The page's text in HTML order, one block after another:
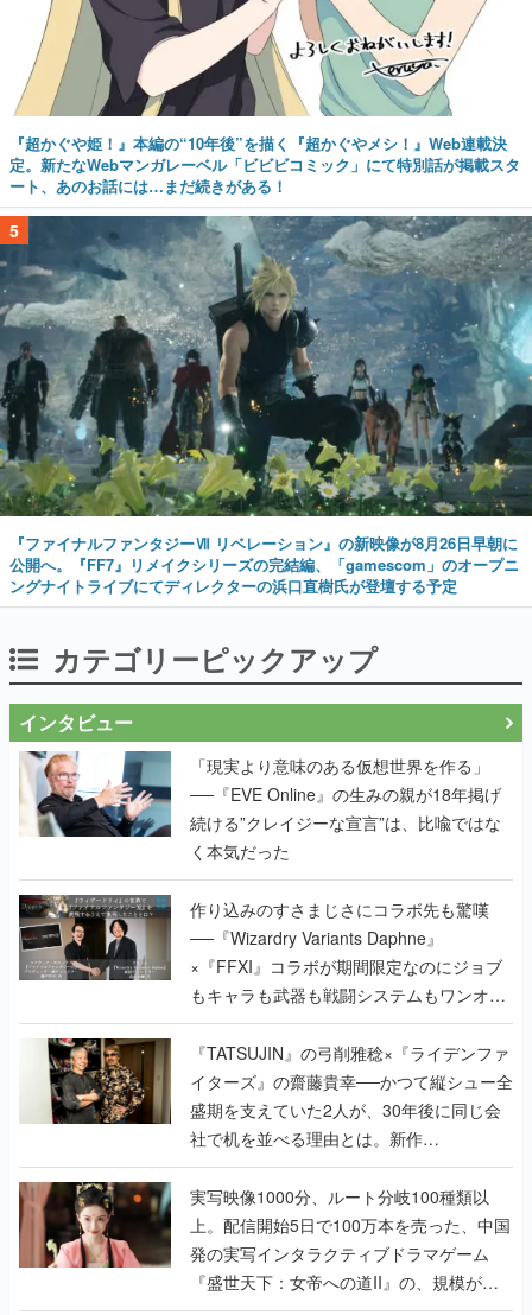
『超かぐや姫！』本編の“10年後”を描く『超かぐやメシ！』Web連載決
定。新たなWebマンガレーベル「ビビビコミック」にて特別話が掲載スタ
ート、あのお話には…まだ続きがある！
5
『ファイナルファンタジーⅦ リベレーション』の新映像が8月26日早朝に
公開へ。『FF7』リメイクシリーズの完結編、「gamescom」のオープニ
ングナイトライブにてディレクターの浜口直樹氏が登壇する予定
カテゴリーピックアップ
インタビュー
「現実より意味のある仮想世界を作る」
──『EVE Online』の生みの親が18年掲げ
続ける”クレイジーな宣言”は、比喩ではな
く本気だった
作り込みのすさまじさにコラボ先も驚嘆
──『Wizardry Variants Daphne』
×『FFXI』コラボが期間限定なのにジョブ
もキャラも武器も戦闘システムもワンオフ
で作り込まれた理由を両ディレクターに聞
く
『TATSUJIN』の弓削雅稔×『ライデンファ
イターズ』の齋藤貴幸──かつて縦シュー全
盛期を支えていた2人が、30年後に同じ会
社で机を並べる理由とは。新作
『TATSUJIN EXTREME』で初タッグを組
んだレジェンド2人に訊く開発秘話
実写映像1000分、ルート分岐100種類以
上。配信開始5日で100万本を売った、中国
発の実写インタラクティブドラマゲーム
『盛世天下：女帝への道II』の、規模が違
うこだわりをプロデューサーに聞いた